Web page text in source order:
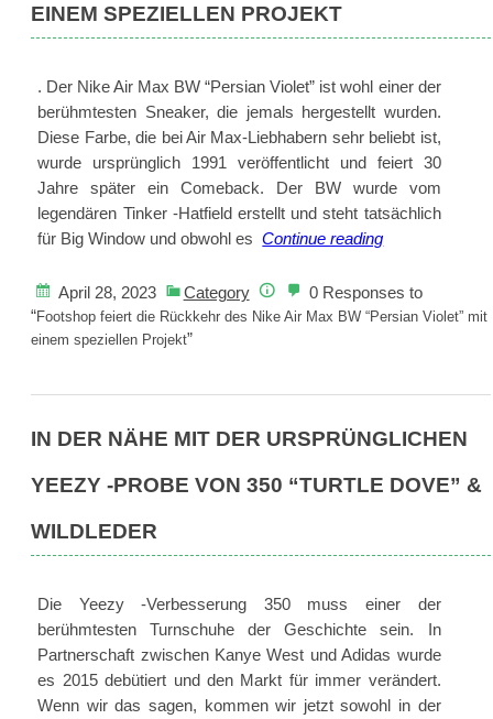
EINEM SPEZIELLEN PROJEKT
. Der Nike Air Max BW “Persian Violet” ist wohl einer der
berühmtesten Sneaker, die jemals hergestellt wurden.
Diese Farbe, die bei Air Max-Liebhabern sehr beliebt ist,
wurde ursprünglich 1991 veröffentlicht und feiert 30
Jahre später ein Comeback. Der BW wurde vom
legendären Tinker -Hatfield erstellt und steht tatsächlich
für Big Window und obwohl es Continue readingFootshop
die
Rückkehr
BW
Violet”
April 28, 2023 Category
0 Responses to
“Footshop feiert die Rückkehr des Nike Air Max BW “Persian Violet” mit
einem speziellen Projekt”
IN DER NÄHE MIT DER URSPRÜNGLICHEN
YEEZY -PROBE VON 350 “TURTLE DOVE” &
WILDLEDER
Die Yeezy -Verbesserung 350 muss einer der
berühmtesten Turnschuhe der Geschichte sein. In
Partnerschaft zwischen Kanye West und Adidas wurde
es 2015 debütiert und den Markt für immer verändert.
Wenn wir das sagen, kommen wir jetzt sowohl in der